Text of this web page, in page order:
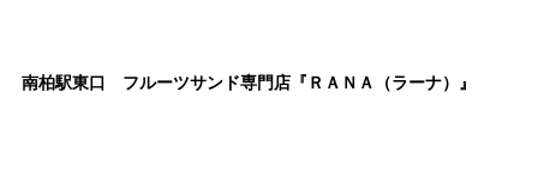
南柏駅東口 フルーツサンド専門店『ＲＡＮＡ（ラーナ）』